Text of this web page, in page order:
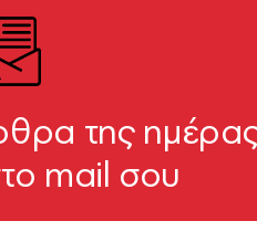
της
mail σου